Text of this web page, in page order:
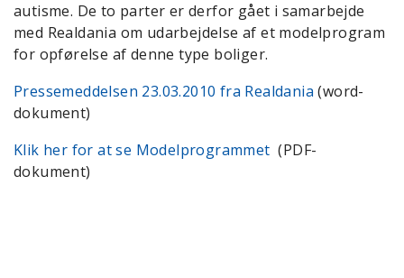
autisme. De to parter er derfor gået i samarbejde
med Realdania om udarbejdelse af et modelprogram
for opførelse af denne type boliger.
Pressemeddelsen 23.03.2010 fra Realdania (word-
dokument)
Klik her for at se Modelprogrammet (PDF-
dokument)